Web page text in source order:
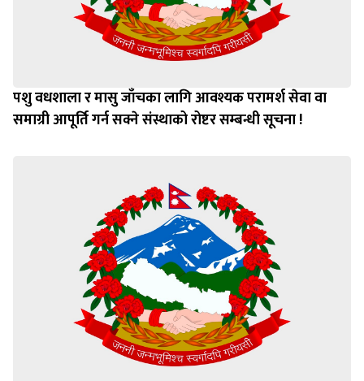
पशु वधशाला र मासु जाँचका लागि आवश्यक परामर्श सेवा वा
समाग्री आपूर्ति गर्न सक्ने संस्थाको रोष्टर सम्बन्धी सूचना !